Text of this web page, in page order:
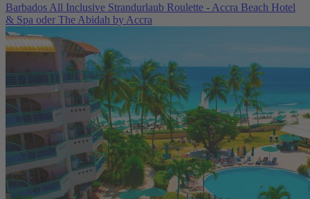
Barbados All Inclusive Strandurlaub Roulette - Accra Beach Hotel
& Spa oder The Abidah by Accra